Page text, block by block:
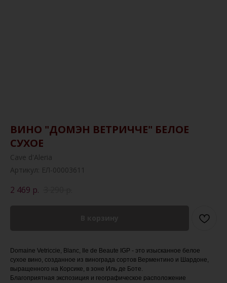
ВИНО "ДОМЭН ВЕТРИЧЧЕ" БЕЛОЕ
СУХОЕ
Cave d'Aleria
Артикул: ЕЛ-00003611
2 469 р.
Domaine Vetriccie, Blanc, Ile de Beaute IGP - это изысканное белое
сухое вино, созданное из винограда сортов Верментино и Шардоне,
выращенного на Корсике, в зоне Иль де Боте.
Благоприятная экспозиция и географическое расположение